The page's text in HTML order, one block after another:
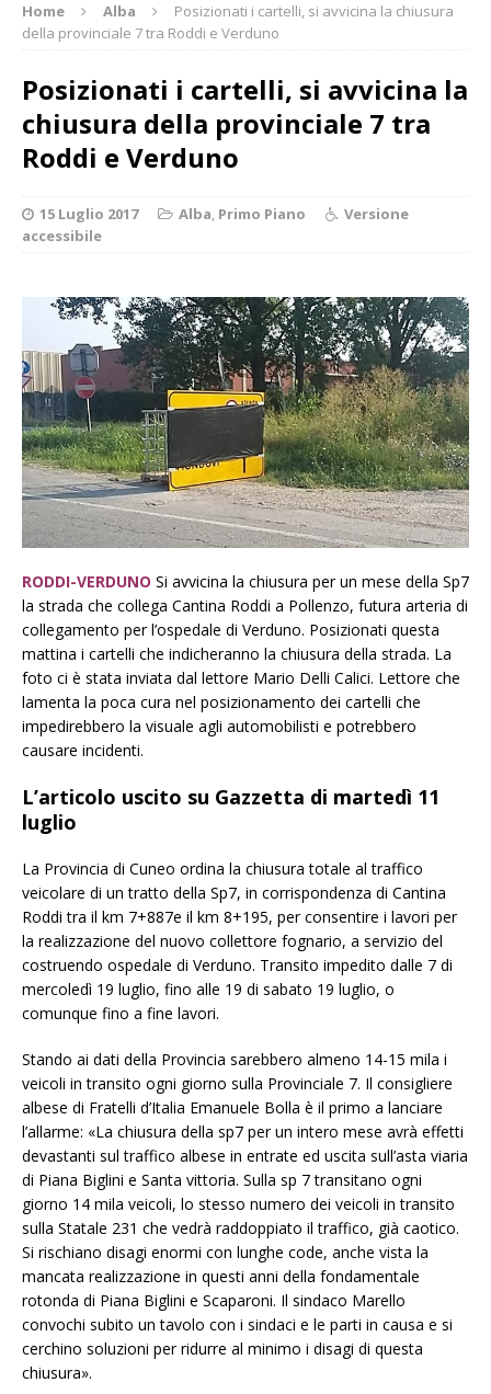
Home Alba
Posizionati i cartelli, si avvicina la chiusura
della provinciale 7 tra Roddi e Verduno
Posizionati i cartelli, si avvicina la
chiusura della provinciale 7 tra
Roddi e Verduno
15 Luglio 2017 Alba, Primo Piano
Versione
accessibile
RODDI-VERDUNO Si avvicina la chiusura per un mese della Sp7
la strada che collega Cantina Roddi a Pollenzo, futura arteria di
collegamento per l’ospedale di Verduno. Posizionati questa
mattina i cartelli che indicheranno la chiusura della strada. La
foto ci è stata inviata dal lettore Mario Delli Calici. Lettore che
lamenta la poca cura nel posizionamento dei cartelli che
impedirebbero la visuale agli automobilisti e potrebbero
causare incidenti.
L’articolo uscito su Gazzetta di martedì 11
luglio
La Provincia di Cuneo ordina la chiusura totale al traffico
veicolare di un tratto della Sp7, in corrispondenza di Cantina
Roddi tra il km 7+887e il km 8+195, per consentire i lavori per
la realizzazione del nuovo collettore fognario, a servizio del
costruendo ospedale di Verduno. Transito impedito dalle 7 di
mercoledì 19 luglio, fino alle 19 di sabato 19 luglio, o
comunque fino a fine lavori.
Stando ai dati della Provincia sarebbero almeno 14-15 mila i
veicoli in transito ogni giorno sulla Provinciale 7. Il consigliere
albese di Fratelli d’Italia Emanuele Bolla è il primo a lanciare
l’allarme: «La chiusura della sp7 per un intero mese avrà effetti
devastanti sul traffico albese in entrate ed uscita sull’asta viaria
di Piana Biglini e Santa vittoria. Sulla sp 7 transitano ogni
giorno 14 mila veicoli, lo stesso numero dei veicoli in transito
sulla Statale 231 che vedrà raddoppiato il traffico, già caotico.
Si rischiano disagi enormi con lunghe code, anche vista la
mancata realizzazione in questi anni della fondamentale
rotonda di Piana Biglini e Scaparoni. Il sindaco Marello
convochi subito un tavolo con i sindaci e le parti in causa e si
cerchino soluzioni per ridurre al minimo i disagi di questa
chiusura».